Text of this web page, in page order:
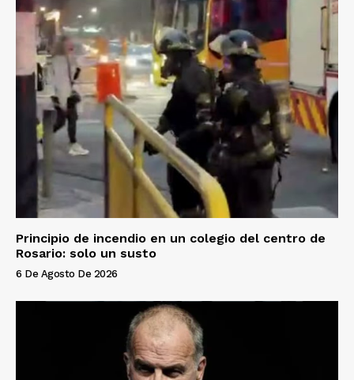
Principio de incendio en un colegio del centro de
Rosario: solo un susto
6 De Agosto De 2026